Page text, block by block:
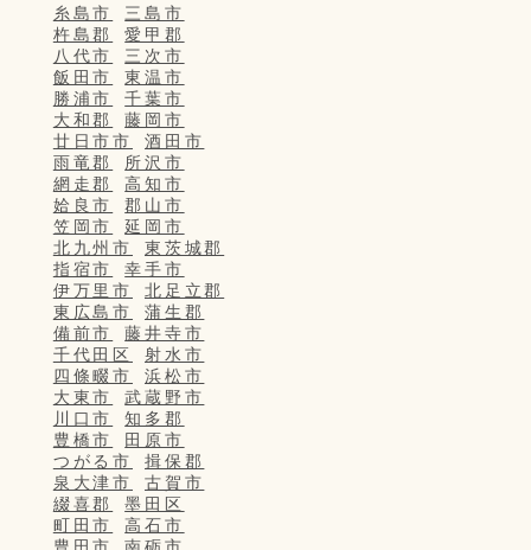
糸島市
三島市
杵島郡
愛甲郡
八代市
三次市
飯田市
東温市
勝浦市
千葉市
大和郡
藤岡市
廿日市市
酒田市
雨竜郡
所沢市
網走郡
高知市
姶良市
郡山市
笠岡市
延岡市
北九州市
東茨城郡
指宿市
幸手市
伊万里市
北足立郡
東広島市
蒲生郡
備前市
藤井寺市
千代田区
射水市
四條畷市
浜松市
大東市
武蔵野市
川口市
知多郡
豊橋市
田原市
つがる市
揖保郡
泉大津市
古賀市
綴喜郡
墨田区
町田市
高石市